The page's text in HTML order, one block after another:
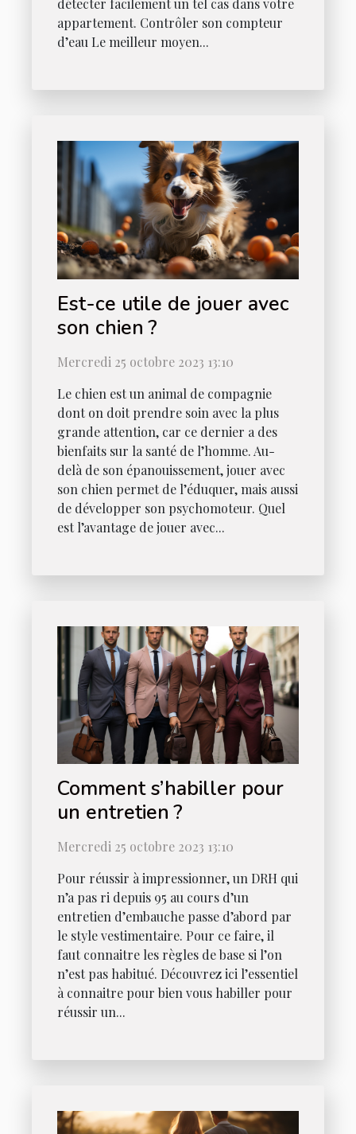
détecter facilement un tel cas dans votre
appartement. Contrôler son compteur
d’eau Le meilleur moyen...
Est-ce utile de jouer avec
son chien ?
Mercredi 25 octobre 2023 13:10
Le chien est un animal de compagnie
dont on doit prendre soin avec la plus
grande attention, car ce dernier a des
bienfaits sur la santé de l’homme. Au-
delà de son épanouissement, jouer avec
son chien permet de l’éduquer, mais aussi
de développer son psychomoteur. Quel
est l’avantage de jouer avec...
Comment s’habiller pour
un entretien ?
Mercredi 25 octobre 2023 13:10
Pour réussir à impressionner, un DRH qui
n’a pas ri depuis 95 au cours d’un
entretien d’embauche passe d’abord par
le style vestimentaire. Pour ce faire, il
faut connaitre les règles de base si l’on
n’est pas habitué. Découvrez ici l’essentiel
à connaitre pour bien vous habiller pour
réussir un...